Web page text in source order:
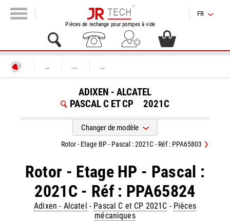
Pièces de rechange pour pompes à vide
FR
... ... ...
ADIXEN - ALCATEL
PASCAL C ET CP
2021C
Changer de modèle
Rotor - Etage HP - Pascal :
2021C - Réf : PPA65824
Adixen - Alcatel - Pascal C et CP 2021C - Pièces
mécaniques
Rotor - Etage BP - Pascal : 2021C - Réf : PPA65803